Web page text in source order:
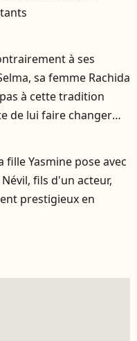
à ses
sa femme Rachida
à cette tradition
de lui faire changer
fille Yasmine pose avec
fils d'un acteur,
prestigieux en